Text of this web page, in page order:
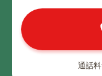
通話